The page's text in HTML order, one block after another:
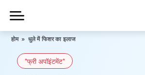
content
Piles
होम » धुले में फिशर का इलाज
*फ्री अपॉइंटमेंट*